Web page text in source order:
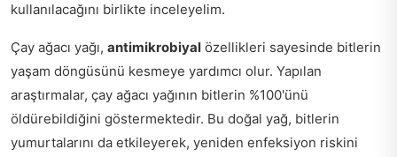
kullanılacağını birlikte inceleyelim.
Çay ağacı yağı, antimikrobiyal özellikleri sayesinde bitlerin
yaşam döngüsünü kesmeye yardımcı olur. Yapılan
araştırmalar, çay ağacı yağının bitlerin %100'ünü
öldürebildiğini göstermektedir. Bu doğal yağ, bitlerin
yumurtalarını da etkileyerek, yeniden enfeksiyon riskini